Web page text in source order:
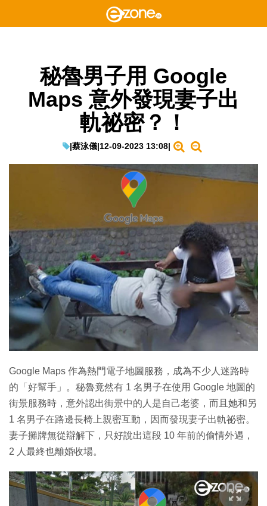
秘魯男子用 Google
Maps 意外發現妻子出
軌祕密？！
|蔡泳儀|12-09-2023 13:08|
Google Maps 作為熱門電子地圖服務，成為不少人迷路時
的「好幫手」。秘魯竟然有 1 名男子在使用 Google 地圖的
街景服務時，意外認出街景中的人是自己老婆，而且她和另
1 名男子在路邊長椅上親密互動，因而發現妻子出軌祕密。
妻子攤牌無從辯解下，只好說出這段 10 年前的偷情外遇，
2 人最終也離婚收場。